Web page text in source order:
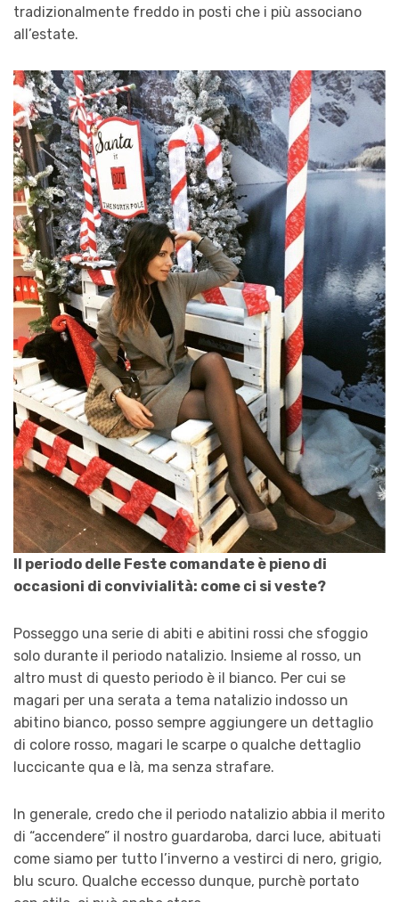
tradizionalmente freddo in posti che i più associano
all’estate.
Il periodo delle Feste comandate è pieno di
occasioni di convivialità: come ci si veste?
Posseggo una serie di abiti e abitini rossi che sfoggio
solo durante il periodo natalizio. Insieme al rosso, un
altro must di questo periodo è il bianco. Per cui se
magari per una serata a tema natalizio indosso un
abitino bianco, posso sempre aggiungere un dettaglio
di colore rosso, magari le scarpe o qualche dettaglio
luccicante qua e là, ma senza strafare.
In generale, credo che il periodo natalizio abbia il merito
di “accendere” il nostro guardaroba, darci luce, abituati
come siamo per tutto l’inverno a vestirci di nero, grigio,
blu scuro. Qualche eccesso dunque, purchè portato